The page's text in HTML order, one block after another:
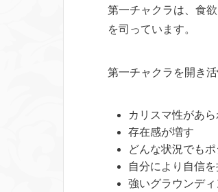
第一チャクラは、食
を司っています。
第一チャクラを開き活
カリスマ性があら
存在感が増す
どんな状況でも
自分により自信を
強いグラウンデ